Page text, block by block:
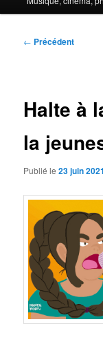
Navigation
← Précédent
Halte à
la
Publié le23 juin 2021